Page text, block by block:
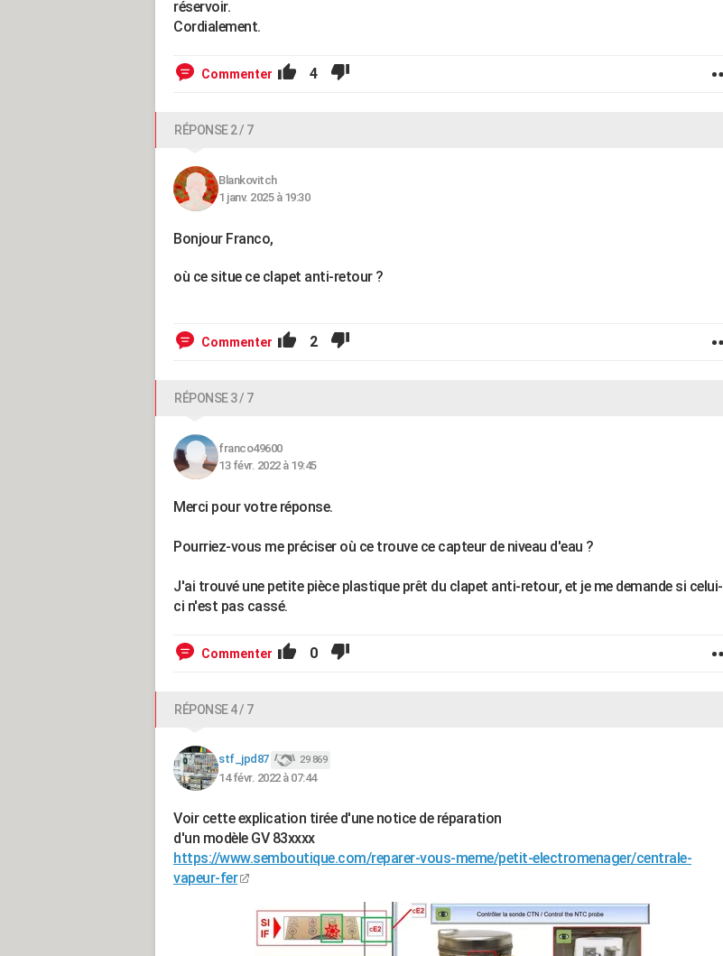
réservoir.
Cordialement.
Commenter 4
RÉPONSE 2 / 7
Blankovitch
1 janv. 2025 à 19:30
Bonjour Franco,
où ce situe ce clapet anti-retour ?
Commenter 2
RÉPONSE 3 / 7
franco49600
13 févr. 2022 à 19:45
Merci pour votre réponse.
Pourriez-vous me préciser où ce trouve ce capteur de niveau d'eau ?
J'ai trouvé une petite pièce plastique prêt du clapet anti-retour, et je me demande si celui-
ci n'est pas cassé.
Commenter 0
RÉPONSE 4 / 7
stf_jpd87 29 869
14 févr. 2022 à 07:44
Voir cette explication tirée d'une notice de réparation
d'un modèle GV 83xxxx
https://www.semboutique.com/reparer-vous-meme/petit-electromenager/centrale-
vapeur-fer